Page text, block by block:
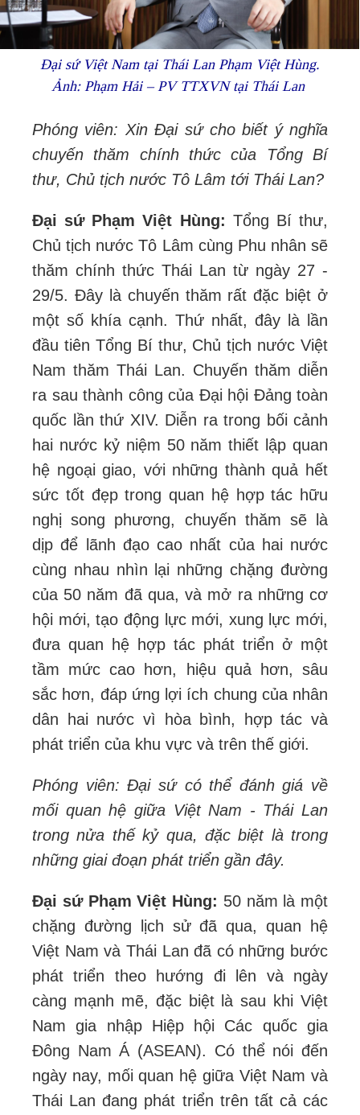
Đại sứ Việt Nam tại Thái Lan Phạm Việt Hùng.
Ảnh: Phạm Hải – PV TTXVN tại Thái Lan
Phóng viên: Xin Đại sứ cho biết ý nghĩa
chuyến thăm chính thức của Tổng Bí
thư, Chủ tịch nước Tô Lâm tới Thái Lan?
Đại sứ Phạm Việt Hùng: Tổng Bí thư,
Chủ tịch nước Tô Lâm cùng Phu nhân sẽ
thăm chính thức Thái Lan từ ngày 27 -
29/5. Đây là chuyến thăm rất đặc biệt ở
một số khía cạnh. Thứ nhất, đây là lần
đầu tiên Tổng Bí thư, Chủ tịch nước Việt
Nam thăm Thái Lan. Chuyến thăm diễn
ra sau thành công của Đại hội Đảng toàn
quốc lần thứ XIV. Diễn ra trong bối cảnh
hai nước kỷ niệm 50 năm thiết lập quan
hệ ngoại giao, với những thành quả hết
sức tốt đẹp trong quan hệ hợp tác hữu
nghị song phương, chuyến thăm sẽ là
dịp để lãnh đạo cao nhất của hai nước
cùng nhau nhìn lại những chặng đường
của 50 năm đã qua, và mở ra những cơ
hội mới, tạo động lực mới, xung lực mới,
đưa quan hệ hợp tác phát triển ở một
tầm mức cao hơn, hiệu quả hơn, sâu
sắc hơn, đáp ứng lợi ích chung của nhân
dân hai nước vì hòa bình, hợp tác và
phát triển của khu vực và trên thế giới.
Phóng viên: Đại sứ có thể đánh giá về
mối quan hệ giữa Việt Nam - Thái Lan
trong nửa thế kỷ qua, đặc biệt là trong
những giai đoạn phát triển gần đây.
Đại sứ Phạm Việt Hùng: 50 năm là một
chặng đường lịch sử đã qua, quan hệ
Việt Nam và Thái Lan đã có những bước
phát triển theo hướng đi lên và ngày
càng mạnh mẽ, đặc biệt là sau khi Việt
Nam gia nhập Hiệp hội Các quốc gia
Đông Nam Á (ASEAN). Có thể nói đến
ngày nay, mối quan hệ giữa Việt Nam và
Thái Lan đang phát triển trên tất cả các